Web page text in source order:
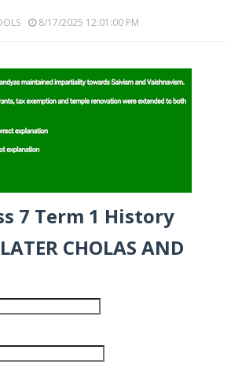
8/17/2025 12:01:00 PM
7 Term 1 History
CHOLAS AND